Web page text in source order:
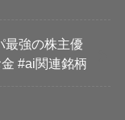
最強の株主優
#ai関連銘柄